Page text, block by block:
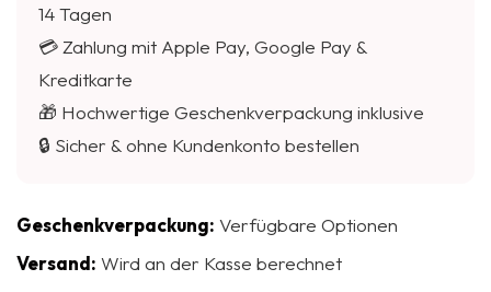
14 Tagen
💳 Zahlung mit Apple Pay, Google Pay &
Kreditkarte
🎁 Hochwertige Geschenkverpackung inklusive
🔒 Sicher & ohne Kundenkonto bestellen
Geschenkverpackung: Verfügbare Optionen
Versand: Wird an der Kasse berechnet